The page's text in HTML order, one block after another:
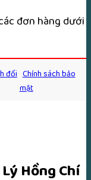
đơn hàng dưới
đổi Chính sách bảo
mật
Hồng Chí